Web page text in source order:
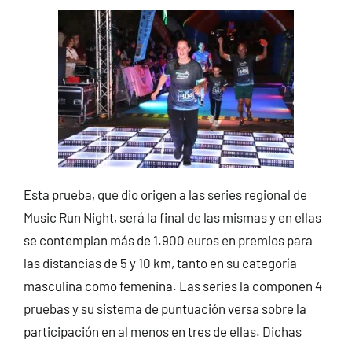
Esta prueba, que dio origen a las series regional de
Music Run Night, será la final de las mismas y en ellas
se contemplan más de 1.900 euros en premios para
las distancias de 5 y 10 km, tanto en su categoría
masculina como femenina. Las series la componen 4
pruebas y su sistema de puntuación versa sobre la
participación en al menos en tres de ellas. Dichas